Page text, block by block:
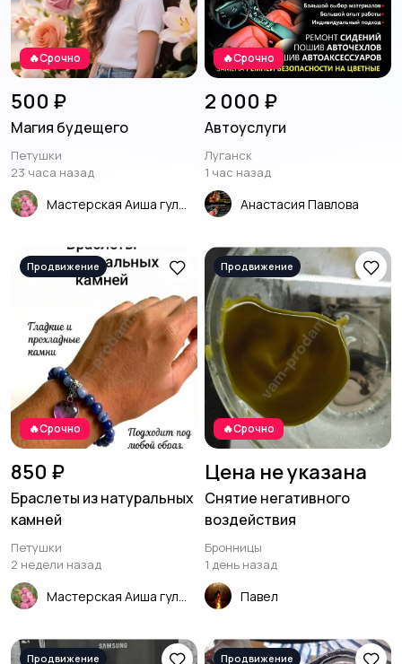
Другое13
🔥Срочно
500 ₽
Магия будещего
Петушки
23 часа назад
🔥Срочно
2 000 ₽
Автоуслуги
Луганск
1 час назад
Анастасия Павлова
🔥Срочно
850 ₽
Браслеты из натуральных
камней
Петушки
2 недели назад
🔥Срочно
Цена не указана
Снятие негативного
воздействия
Бронницы
1 день назад
Павел